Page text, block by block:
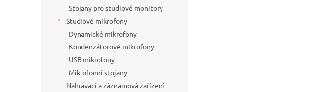
Stojany pro studiové monitory
Studiové mikrofony
Dynamické mikrofony
Kondenzátorové mikrofony
USB mikrofony
Mikrofonní stojany
Nahravací a záznamová zařízení